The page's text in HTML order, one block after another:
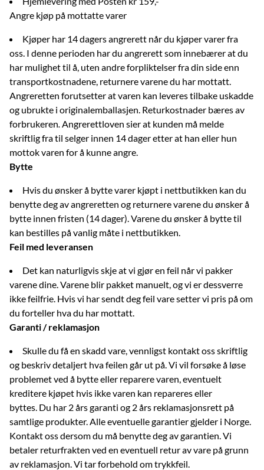
Angre kjøp på mottatte varer
Kjøper har 14 dagers angrerett når du kjøper varer fra
oss. I denne perioden har du angrerett som innebærer at du
har mulighet til å, uten andre forpliktelser fra din side enn
transportkostnadene, returnere varene du har mottatt.
Angreretten forutsetter at varen kan leveres tilbake uskadde
og ubrukte i originalemballasjen. Returkostnader bæres av
forbrukeren.Angrerettloven sier at kunden må melde
skriftlig fra til selger innen 14 dager etter at han eller hun
mottok varen for å kunne angre.
Bytte
Hvis du ønsker å bytte varer kjøpt i nettbutikken kan du
benytte deg av angreretten og returnere varene du ønsker å
bytte innen fristen (14 dager). Varene du ønsker å bytte til
kan bestilles på vanlig måte i nettbutikken.
Feil med leveransen
Det kan naturligvis skje at vi gjør en feil når vi pakker
varene dine. Varene blir pakket manuelt, og vi er dessverre
ikke feilfrie. Hvis vi har sendt deg feil vare setter vi pris på om
du forteller hva du har mottatt.
Garanti / reklamasjon
Skulle du få en skadd vare, vennligst kontakt oss skriftlig
og beskriv detaljert hva feilen går ut på. Vi vil forsøke å løse
problemet ved å bytte eller reparere varen, eventuelt
kreditere kjøpet hvis ikke varen kan repareres eller
byttes. Du har 2 års garanti og 2 års reklamasjonsrett på
samtlige produkter. Alle eventuelle garantier gjelder i Norge.
Kontakt oss dersom du må benytte deg av garantien. Vi
betaler returfrakten ved en eventuell retur av vare på grunn
av reklamasjon. Vi tar forbehold om trykkfeil.